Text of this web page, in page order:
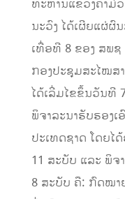
ທະຫານແຂວງຄຳມ່
ນະວົງ ໄດ້ເຜີຍແຜ່ຜົ
ເທື່ອທີ 8 ຂອງ ສພຊ
ກອງປະຊຸມສະໄໝສ
ໄດ້ເລີ່ມໄຂຂຶ້ນວັນທີ
ພິຈາລະນາຮັບຮອງ
ປະເທດຊາດ ໂດຍໄ
11 ສະບັບ ແລະ ພິຈ
8 ສະບັບ ຄື: ກົດໝາ